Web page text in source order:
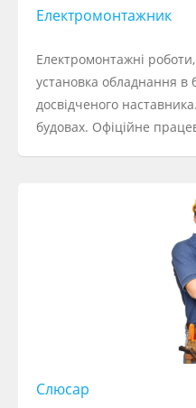
Електромонтажник
Електромонтажні
установка обладнання в
досвідченого
будовах. Офіційне
Слюсар